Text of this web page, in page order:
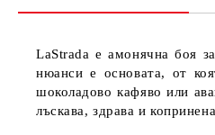
LaStrada е амонячна боя
нюанси е основата, от
шоколадово кафяво или
лъскава, здрава и